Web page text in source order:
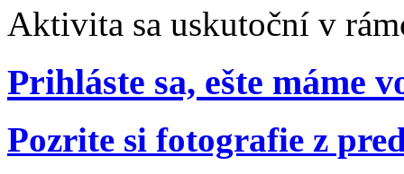
Aktivita sa uskutoční v
Prihláste sa, ešte máme
Pozrite si fotografie z